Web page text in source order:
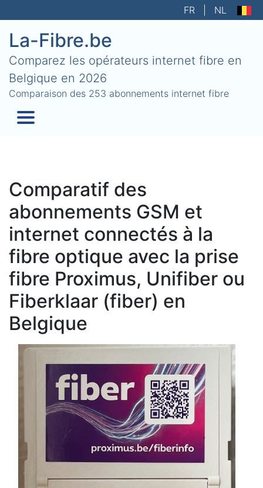
FR NL
La-Fibre.be
Comparez les opérateurs internet fibre en
Belgique en 2026
Comparaison des 253 abonnements internet fibre
Comparatif des
abonnements GSM et
internet connectés à la
fibre optique avec la prise
fibre Proximus, Unifiber ou
Fiberklaar (fiber) en
Belgique